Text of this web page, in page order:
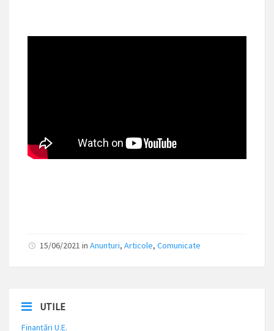
15/06/2021 in Anunturi, Articole, Comunicate
UTILE
Finanțări U.E.